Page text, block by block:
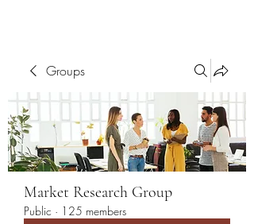
Groups
Market Research Group
Public · 125 members